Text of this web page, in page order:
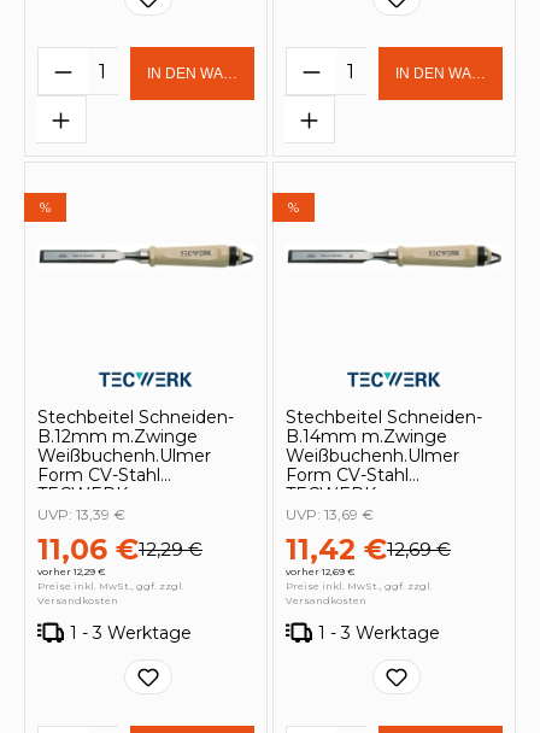
Produkt Anzahl: Gib den
IN DEN WARENKORB Produkt Anzahl:
IN DEN
%
Stechbeitel Schneiden-
B.12mm m.Zwinge
Weißbuchenh.Ulmer
Form CV-Stahl
TECWERK
11,06 €12,29 €
vorher 12,29 €
UVP: 13,39 €
Preise inkl. MwSt., ggf. zzgl.
Versandkosten
1 - 3 Werktage
%
Stechbeitel Schneiden-
B.14mm m.Zwinge
Weißbuchenh.Ulmer
Form CV-Stahl
TECWERK
11,42 €12,69 €
vorher 12,69 €
UVP: 13,69 €
Preise inkl. MwSt., ggf. zzgl.
Versandkosten
1 - 3 Werktage